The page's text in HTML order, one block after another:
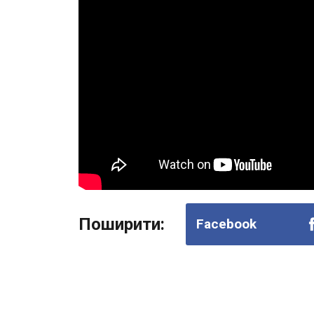
Поширити: Facebook